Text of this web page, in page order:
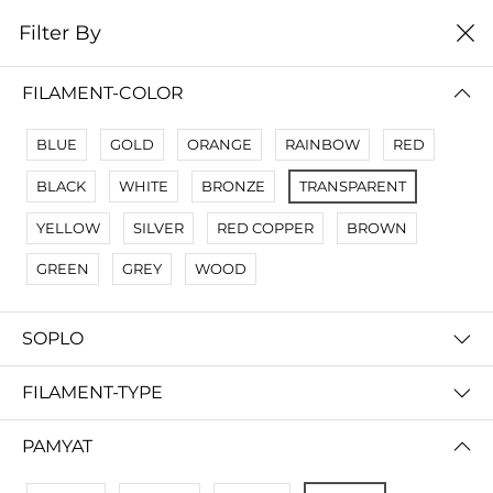
0
No Results
Not Found Filters1
Not Found Filters2
Filter By
FILAMENT-COLOR
BLUE GOLD ORANGE RAINBOW RED
BLACK WHITE BRONZE TRANSPARENT
YELLOW SILVER RED COPPER BROWN
GREEN GREY WOOD
SOPLO
FILAMENT-TYPE
PAMYAT